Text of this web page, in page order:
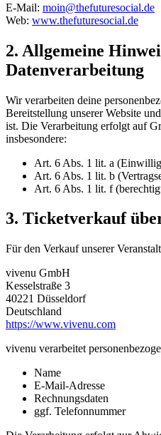
E-Mail: moin@thefuturesocial.de
Web: www.thefuturesocial.de
2. Allgemeine
Datenverarbeitung
Wir verarbeiten deine
Bereitstellung unserer Website
ist. Die Verarbeitung erfolgt auf
insbesondere:
Art. 6 Abs. 1 lit. a
Art. 6 Abs. 1 lit. b
Art. 6 Abs. 1 lit. f
3. Ticketverkauf
Für den Verkauf unserer
vivenu GmbH
Kesselstraße 3
40221 Düsseldorf
Deutschland
https://www.vivenu.com
vivenu verarbeitet
Name
E-Mail-Adresse
Rechnungsdaten
ggf. Telefonnummer